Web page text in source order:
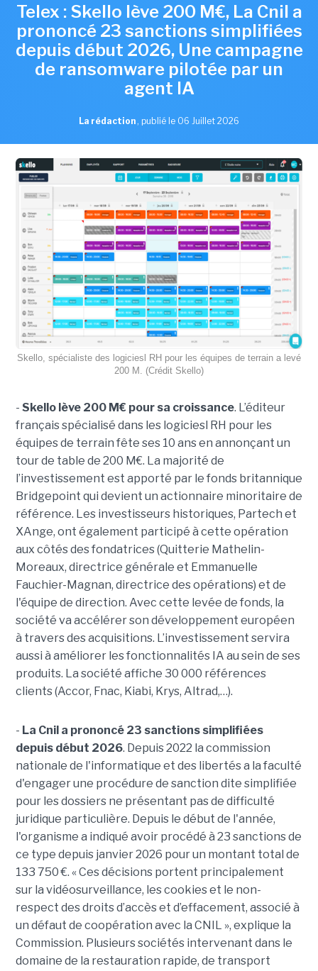
Telex : Skello lève 200 M€, La Cnil a
prononcé 23 sanctions simplifiées
depuis début 2026, Une campagne
de ransomware pilotée par un
agent IA
La rédaction , publié le 06 Juillet 2026
Skello, spécialiste des logiciesl RH pour les équipes de terrain a levé
200 M. (Crédit Skello)
- Skello lève 200 M€ pour sa croissance. L’éditeur
français spécialisé dans les logiciesl RH pour les
équipes de terrain fête ses 10 ans en annonçant un
tour de table de 200 M€. La majorité de
l’investissement est apporté par le fonds britannique
Bridgepoint qui devient un actionnaire minoritaire de
référence. Les investisseurs historiques, Partech et
XAnge, ont également participé à cette opération
aux côtés des fondatrices (Quitterie Mathelin-
Moreaux, directrice générale et Emmanuelle
Fauchier-Magnan, directrice des opérations) et de
l'équipe de direction. Avec cette levée de fonds, la
société va accélérer son développement européen
à travers des acquisitions. L’investissement servira
aussi à améliorer les fonctionnalités IA au sein de ses
produits. La société affiche 30 000 références
clients (Accor, Fnac, Kiabi, Krys, Altrad,…).
- La Cnil a prononcé 23 sanctions simplifiées
depuis début 2026. Depuis 2022 la commission
nationale de l'informatique et des libertés a la faculté
d'engager une procédure de sanction dite simplifiée
pour les dossiers ne présentant pas de difficulté
juridique particulière. Depuis le début de l'année,
l'organisme a indiqué avoir procédé à 23 sanctions de
ce type depuis janvier 2026 pour un montant total de
133 750 €. « Ces décisions portent principalement
sur la vidéosurveillance, les cookies et le non-
respect des droits d’accès et d’effacement, associé à
un défaut de coopération avec la CNIL », explique la
Commission. Plusieurs sociétés intervenant dans le
domaine de la restauration rapide, de transport